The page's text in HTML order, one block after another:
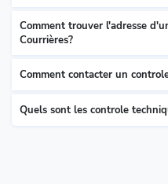
Comment trouver l'adresse
Courrières?
Comment contacter un
Quels sont les controle